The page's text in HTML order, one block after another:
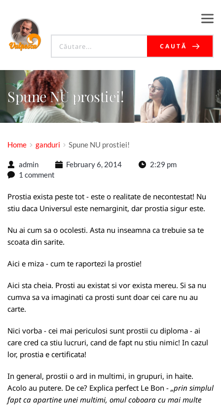
CAUTĂ
Spune NU prostiei!
Home ganduri Spune NU prostiei!
admin February 6, 2014
2:29 pm
1 comment
Prostia exista peste tot - este o realitate de necontestat! Nu
stiu daca Universul este nemarginit, dar prostia sigur este.
Nu ai cum sa o ocolesti. Asta nu inseamna ca trebuie sa te
scoata din sarite.
Aici e miza - cum te raportezi la prostie!
Aici sta cheia. Prosti au existat si vor exista mereu. Si sa nu
cumva sa va imaginati ca prosti sunt doar cei care nu au
carte.
Nici vorba - cei mai periculosi sunt prostii cu diploma - ai
care cred ca stiu lucruri, cand de fapt nu stiu nimic! In cazul
lor, prostia e certificata!
In general, prostii o ard in multimi, in grupuri, in haite.
Acolo au putere. De ce? Explica perfect Le Bon - „prin simplul
fapt ca apartine unei multimi, omul coboara cu mai multe